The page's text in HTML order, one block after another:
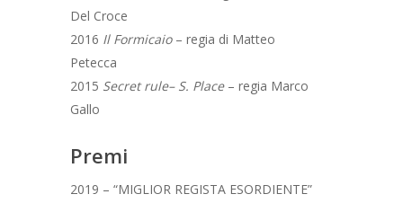
Del Croce
2016 Il Formicaio– regia di Matteo
Petecca
2015 Secret rule– S. Place– regia Marco
Gallo
Premi
2019 – “MIGLIOR REGISTA ESORDIENTE”
DOCENTI